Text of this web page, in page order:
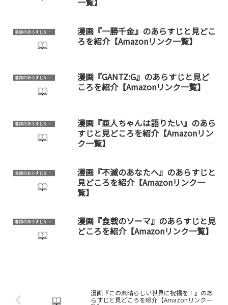
漫画のあらすじ＆見どころ
漫画『一勝千金』のあらすじと見どこ
ろを紹介【Amazonリンク一覧】
漫画のあらすじ＆見どころ
漫画『GANTZ:G』のあらすじと見ど
ころを紹介【Amazonリンク一覧】
漫画のあらすじ＆見どころ
漫画『亜人ちゃんは語りたい』のあら
すじと見どころを紹介【Amazonリン
ク一覧】
漫画のあらすじ＆見どころ
漫画『不滅のあなたへ』のあらすじと
見どころを紹介【Amazonリンク一
覧】
漫画のあらすじ＆見どころ
漫画『食戟のソーマ』のあらすじと見
どころを紹介【Amazonリンク一覧】
漫画『この素晴らしい世界に祝福を！』のあ
らすじと見どころを紹介【Amazonリンク一